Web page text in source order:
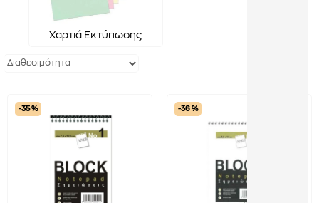
Χαρτιά Εκτύπωσης
-35 % -36 %